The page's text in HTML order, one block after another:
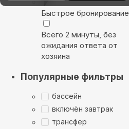
Быстрое бронирование
Всего 2 минуты, без
ожидания ответа от
хозяина
Популярные фильтры
бассейн
включён завтрак
трансфер